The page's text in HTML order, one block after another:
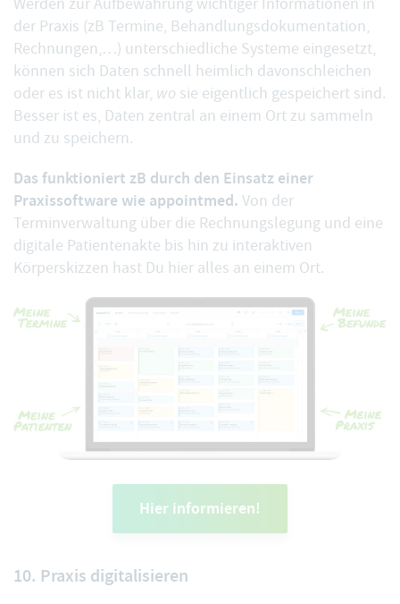
Werden zur Aufbewahrung wichtiger Informationen in
der Praxis (zB Termine, Behandlungsdokumentation,
Rechnungen,…) unterschiedliche Systeme eingesetzt,
können sich Daten schnell heimlich davonschleichen
oder es ist nicht klar, wo sie eigentlich gespeichert sind.
Besser ist es, Daten zentral an einem Ort zu sammeln
und zu speichern.
Das funktioniert zB durch den Einsatz einer
Praxissoftware wie appointmed. Von der
Terminverwaltung über die Rechnungslegung und eine
digitale Patientenakte bis hin zu interaktiven
Körperskizzen hast Du hier alles an einem Ort.
Hier informieren!
10. Praxis digitalisieren